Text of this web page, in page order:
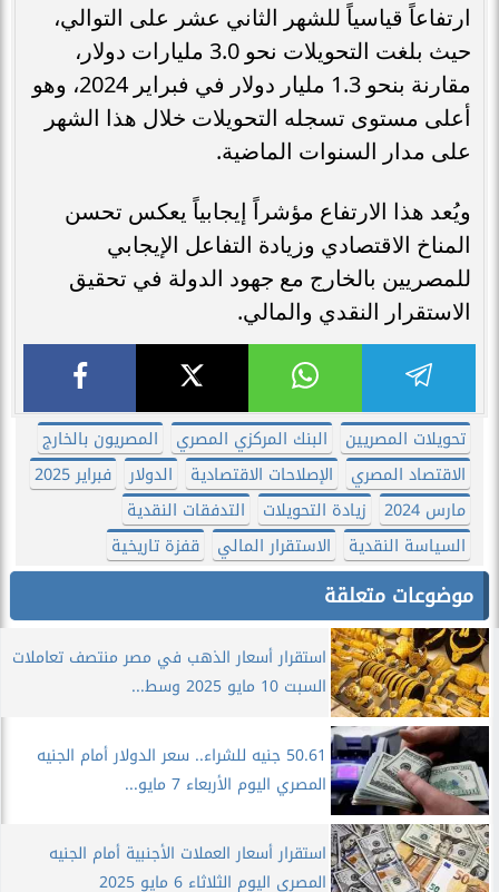
ارتفاعاً قياسياً للشهر الثاني عشر على التوالي،
حيث بلغت التحويلات نحو 3.0 مليارات دولار،
مقارنة بنحو 1.3 مليار دولار في فبراير 2024، وهو
أعلى مستوى تسجله التحويلات خلال هذا الشهر
على مدار السنوات الماضية.
ويُعد هذا الارتفاع مؤشراً إيجابياً يعكس تحسن
المناخ الاقتصادي وزيادة التفاعل الإيجابي
للمصريين بالخارج مع جهود الدولة في تحقيق
الاستقرار النقدي والمالي.
تحويلات المصريين البنك المركزي المصري
المصريون بالخارج
الاقتصاد المصري
الإصلاحات الاقتصادية الدولار
فبراير 2025
مارس 2024
زيادة التحويلات
التدفقات النقدية
السياسة النقدية
الاستقرار المالي قفزة تاريخية
موضوعات متعلقة
استقرار أسعار الذهب في مصر منتصف تعاملات
السبت 10 مايو 2025 وسط...
50.61 جنيه للشراء.. سعر الدولار أمام الجنيه
المصري اليوم الأربعاء 7 مايو...
استقرار أسعار العملات الأجنبية أمام الجنيه
المصري اليوم الثلاثاء 6 مايو 2025